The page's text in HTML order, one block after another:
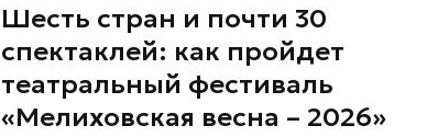
Шесть стран и почти 30
спектаклей: как пройдет
театральный фестиваль
«Мелиховская весна – 2026»